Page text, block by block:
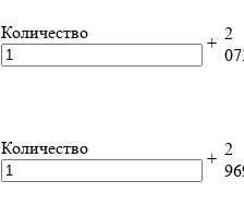
Количество
+ 2
Количество
+ 2